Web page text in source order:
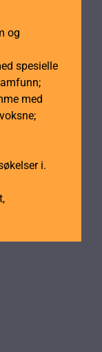
og
spesielle
med
i.